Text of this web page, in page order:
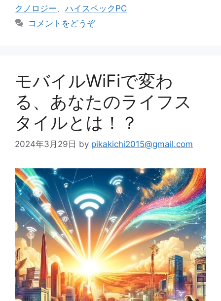
リ
ー
グ
クノロジー、 ハイスペックPC
コメントをどうぞ
モバイルWiFiで変わ
る、あなたのライフス
タイルとは！？
2024年3月29日 by pikakichi2015@gmail.com